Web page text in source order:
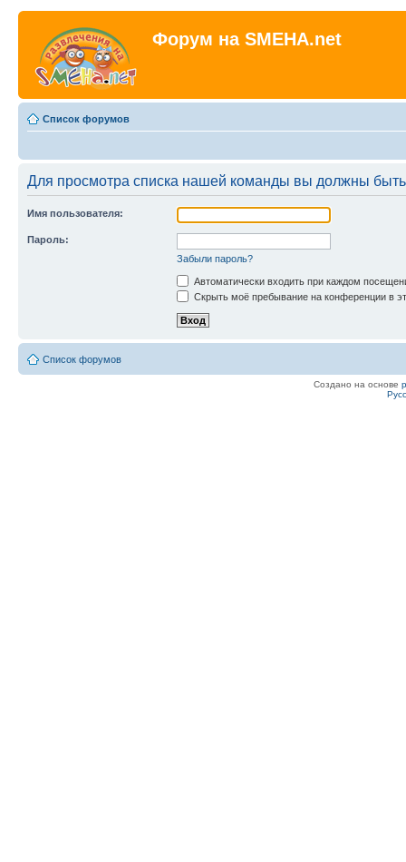
Форум на SMEHA.net
Список форумов
Для просмотра списка нашей команды вы должны
Имя пользователя:
Пароль:
Забыли пароль?
Автоматически входить при каждом
Скрыть моё пребывание на конференции в
Список форумов
Создано на основе